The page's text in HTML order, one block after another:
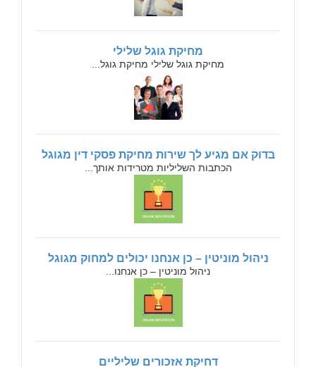
מחיקת גוגל שלילי
מחיקת גוגל שלילי מחיקת גוגל...
בדוק אם מגיע לך שירות מחיקת פסקי דין מגוגל
הכתבות השליליות מטרידות אותך...
ניהול מוניטין – כן אנחנו יכולים למחוק מגוגל
ניהול מוניטין – כן אנחנו...
דחיקת אזכורים שליליים